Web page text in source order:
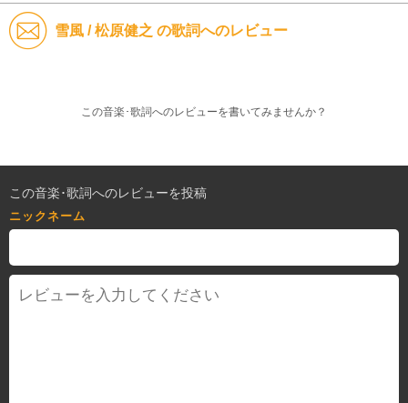
雪風 / 松原健之 の歌詞へのレビュー
この音楽･歌詞へのレビューを書いてみませんか？
この音楽･歌詞へのレビューを投稿
ニックネーム